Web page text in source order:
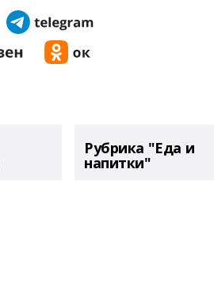
Рубрика "Еда и
напитки"